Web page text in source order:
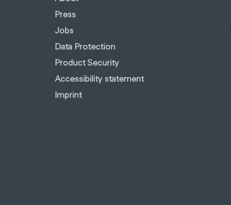
Press
Jobs
Data Protection
Product Security
Accessibility statement
Imprint